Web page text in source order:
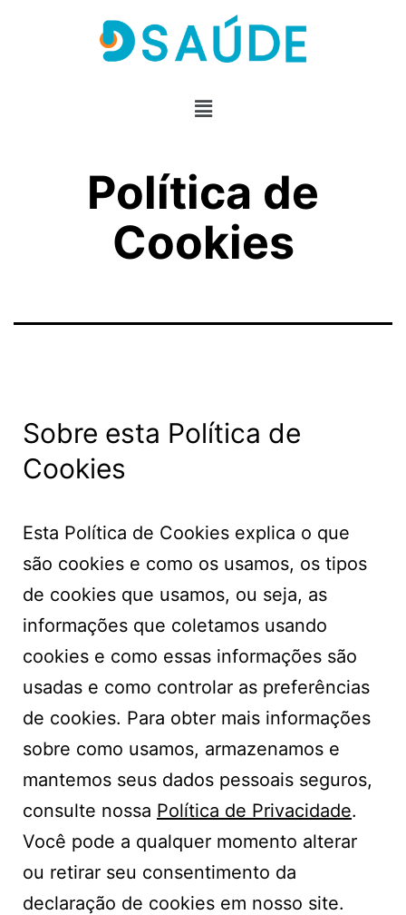
Política de
Cookies
Sobre esta Política de
Cookies
Esta Política de Cookies explica o que
são cookies e como os usamos, os tipos
de cookies que usamos, ou seja, as
informações que coletamos usando
cookies e como essas informações são
usadas e como controlar as preferências
de cookies. Para obter mais informações
sobre como usamos, armazenamos e
mantemos seus dados pessoais seguros,
consulte nossa Política de Privacidade.
Você pode a qualquer momento alterar
ou retirar seu consentimento da
declaração de cookies em nosso site.